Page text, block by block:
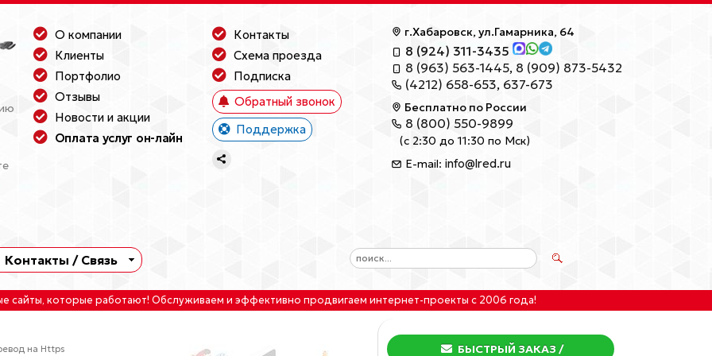
О компании
Клиенты
Портфолио
Отзывы
Новости и акции
Оплата услуг он-лайн
Контакты
Схема проезда
Подписка
Обратный звонок
Поддержка
г.Хабаровск, ул.Гамарника, 64
8 (924) 311-3435
8 (963) 563-1445, 8 (909) 873-5432
(4212) 658-653, 637-673
Бесплатно по России
8 (800) 550-9899
(с 2:30 до 11:30 по Мск)
E-mail: info@lred.ru
Контакты / Связь
сайты, которые работают! Обслуживаем и эффективно продвигаем интернет-проекты с 2006 года!
на Https БЫСТРЫЙ ЗАКАЗ /